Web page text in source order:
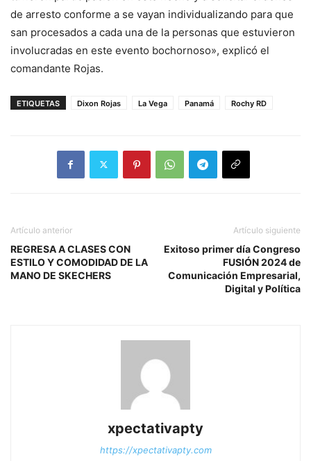
de arresto conforme a se vayan individualizando para que
san procesados a cada una de la personas que estuvieron
involucradas en este evento bochornoso», explicó el
comandante Rojas.
ETIQUETAS Dixon Rojas La Vega Panamá Rochy RD
Artículo anterior
REGRESA A CLASES CON
ESTILO Y COMODIDAD DE LA
MANO DE SKECHERS
Artículo siguiente
Exitoso primer día Congreso
FUSIÓN 2024 de
Comunicación Empresarial,
Digital y Política
xpectativapty
https://xpectativapty.com